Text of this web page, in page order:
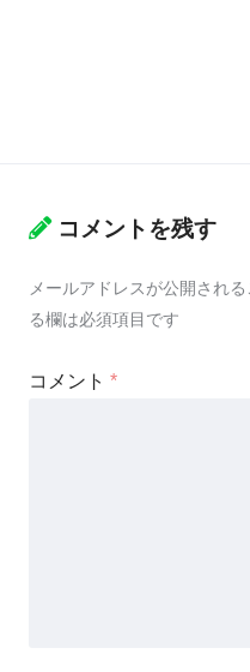
コメントを残す
メールアドレスが公開される
る欄は必須項目です
コメント *